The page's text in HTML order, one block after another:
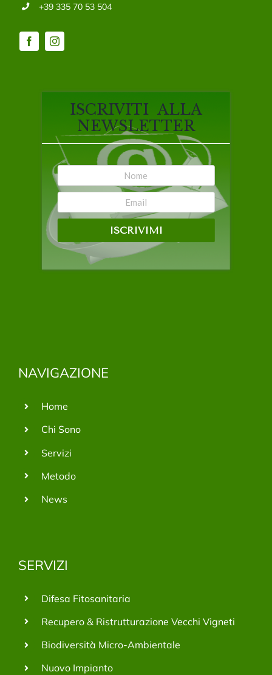
+39 335 70 53 504
ISCRIVITI ALLA
NEWSLETTER
ISCRIVIMI
NAVIGAZIONE
Home
Chi Sono
Servizi
Metodo
News
SERVIZI
Difesa Fitosanitaria
Recupero & Ristrutturazione Vecchi Vigneti
Biodiversità Micro-Ambientale
Nuovo Impianto